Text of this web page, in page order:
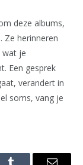
deze albums,
Ze herinneren
wat je
Een gesprek
verandert in
soms, vang je